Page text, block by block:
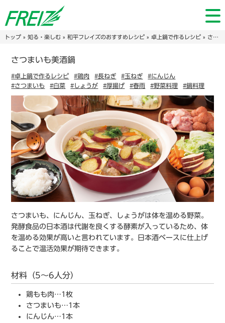
トップ» 知る・楽しむ» 和平フレイズのおすすめレシピ» 卓上鍋で作るレシピ» さつまいも美酒鍋
さつまいも美酒鍋
#卓上鍋で作るレシピ #鶏肉 #長ねぎ #玉ねぎ
#にんじん
#さつまいも
#白菜 #しょうが #厚揚げ #春雨 #野菜料理 #鍋料理
さつまいも、にんじん、玉ねぎ、しょうがは体を温める野菜。
発酵食品の日本酒は代謝を良くする酵素が入っているため、体
を温める効果が高いと言われています。日本酒ベースに仕上げ
ることで温活効果が期待できます。
材料（5〜6人分）
鶏もも肉…1枚
さつまいも…1本
にんじん…1本